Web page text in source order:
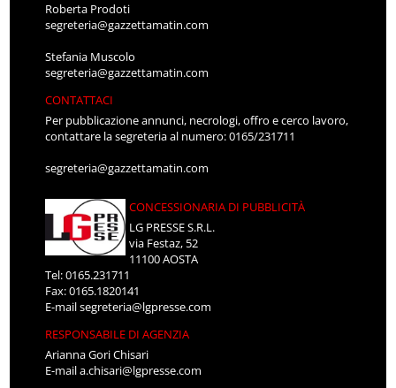
Roberta Prodoti
segreteria@gazzettamatin.com
Stefania Muscolo
segreteria@gazzettamatin.com
CONTATTACI
Per pubblicazione annunci, necrologi, offro e cerco lavoro,
contattare la segreteria al numero: 0165/231711
segreteria@gazzettamatin.com
CONCESSIONARIA DI PUBBLICITÀ
LG PRESSE S.R.L.
via Festaz, 52
11100 AOSTA
Tel: 0165.231711
Fax: 0165.1820141
E-mailsegreteria@lgpresse.com
RESPONSABILE DI AGENZIA
Arianna Gori Chisari
E-maila.chisari@lgpresse.com